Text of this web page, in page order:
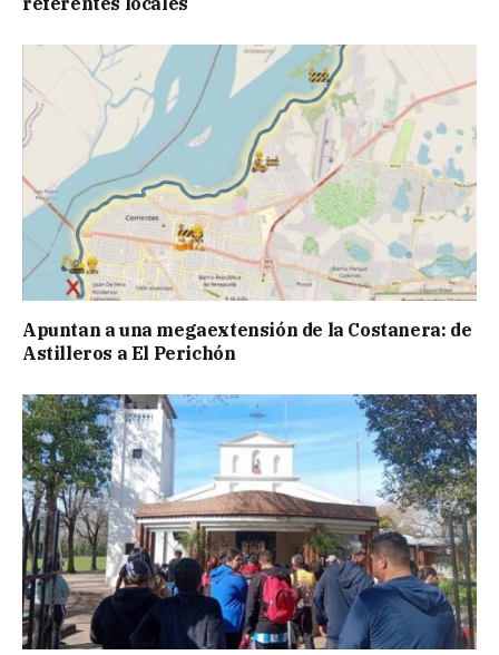
Apuntan a una megaextensión de la Costanera: de
Astilleros a El Perichón